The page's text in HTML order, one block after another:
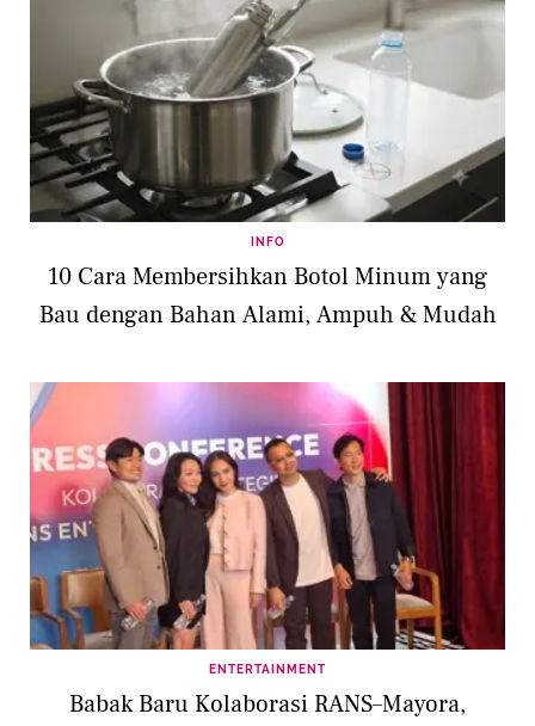
INFO
10 Cara Membersihkan Botol Minum yang
Bau dengan Bahan Alami, Ampuh & Mudah
ENTERTAINMENT
Babak Baru Kolaborasi RANS–Mayora,